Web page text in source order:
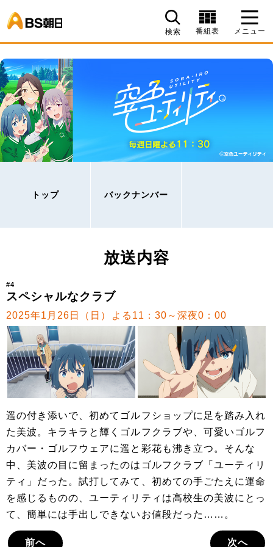
検索 番組表 メニュー
トップ バックナンバー
放送内容
#4
スペシャルなクラブ
2025年1月26日（日）よる11：30～深夜0：00
遥の付き添いで、初めてゴルフショップに足を踏み入れ
た美波。キラキラと輝くゴルフクラブや、可愛いゴルフ
カバー・ゴルフウェアに遥と彩花も沸き立つ。そんな
中、美波の目に留まったのはゴルフクラブ「ユーティリ
ティ」だった。試打してみて、初めての手ごたえに運命
を感じるものの、ユーティリティは高校生の美波にとっ
て、簡単には手出しできないお値段だった……。
前へ 次へ